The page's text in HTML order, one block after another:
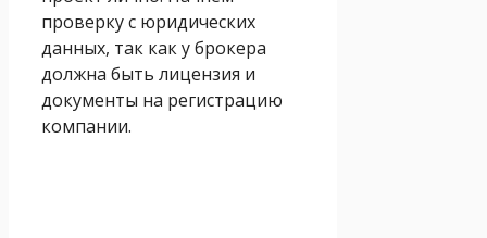
проверку с юридических
данных, так как у брокера
должна быть лицензия и
документы на регистрацию
компании.